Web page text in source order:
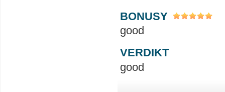
BONUSY
good
VERDIKT
good